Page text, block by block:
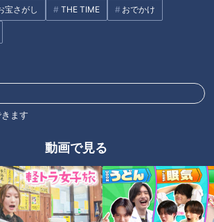
宝さがし THE TIME おでかけ
ます
動画で見る
(C)CBCテレビ
いてこの日、番組に電話生出演した井端内